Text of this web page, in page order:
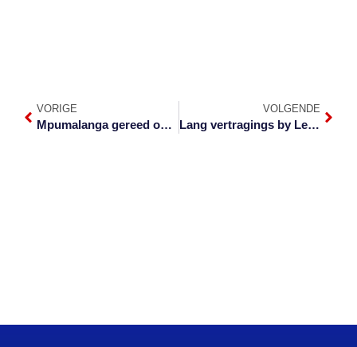
VORIGE
Mpumalanga gereed om eindeksamen na te sien
VOLGENDE
Lang vertragings by Lebombo-grens duur voort